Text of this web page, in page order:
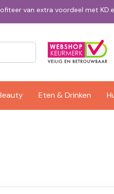
van extra voordeel met
Eten & Drinken